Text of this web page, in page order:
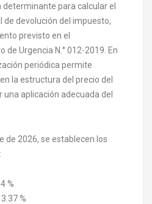
para calcular el
de devolución del impuesto,
previsto en el
de Urgencia N.° 012-2019. En
periódica permite
la estructura del precio del
aplicación adecuada del
de 2026, se establecen los
%
%